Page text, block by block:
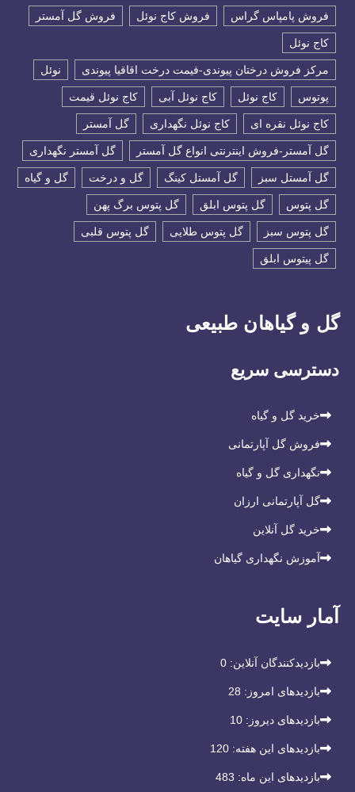
فروش پامپاس گراس فروش کاج نوئل فروش گل آمستر
كاج نوئل
مرکز فروش درختان پیوندی-قیمت درخت اقاقیا پیوندی نوئل
پوتوس کاج نوئل کاج نوئل آبی کاج نوئل قیمت
کاج نوئل نقره ای کاج نوئل نگهداری گل آمستر
گل آمستر-فروش اینترنتی انواع گل آمستر گل آمستر نگهداری
گل آمستل سبز گل آمستل کینگ گل و درخت گل و گیاه
گل پتوس گل پتوس ابلق گل پتوس برگ پهن
گل پتوس سبز گل پتوس طلایی گل پتوس قلبی
گل پیتوس ابلق
گل و گیاهان طبیعی
دسترسی سریع
خرید گل و گیاه
فروش گل آپارتمانی
نگهداری گل و گیاه
گل آپارتمانی ارزان
خرید گل آنلاین
آموزش نگهداری گیاهان
آمار سایت
بازدیدکنندگان آنلاین: 0
بازدیدهای امروز: 28
بازدیدهای دیروز: 10
بازدیدهای این هفته: 120
بازدیدهای این ماه: 483